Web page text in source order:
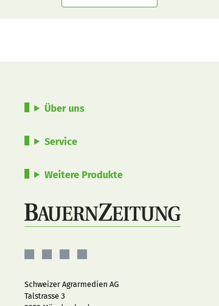
Über uns
Service
Weitere Produkte
Facebook
Instagram
YouTubeLinkedIn
Schweizer Agrarmedien AG
Talstrasse 3